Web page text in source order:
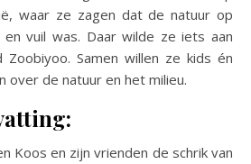
waar ze zagen dat de natuur op
vuil was. Daar wilde ze iets aan
Samen willen ze kids én
over de natuur en het milieu.
Koos en zijn vrienden de schrik van